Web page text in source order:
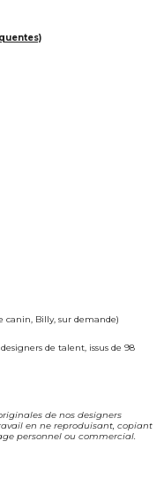
canin, Billy, sur demande)
de talent, issus de 98
de nos designers
en ne reproduisant, copiant
personnel ou commercial.